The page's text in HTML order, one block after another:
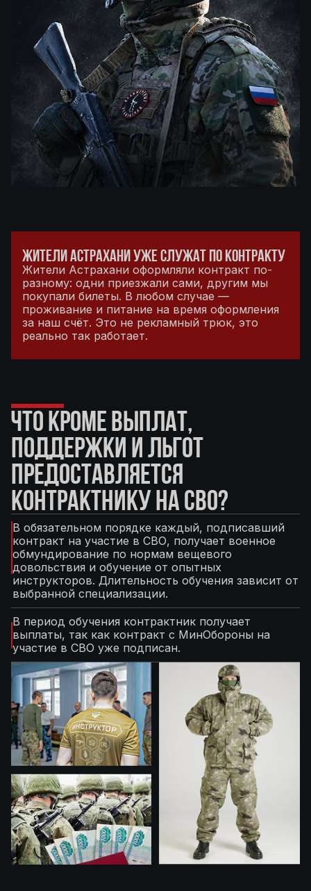
ЖИТЕЛИ АСТРАХАНИ УЖЕ СЛУЖАТ ПО КОНТРАКТУ
Жители Астрахани оформляли контракт по-
разному: одни приезжали сами, другим мы
покупали билеты. В любом случае —
проживание и питание на время оформления
за наш счёт. Это не рекламный трюк, это
реально так работает.
ЧТО КРОМЕ ВЫПЛАТ,
ПОДДЕРЖКИ И ЛЬГОТ
ПРЕДОСТАВЛЯЕТСЯ
КОНТРАКТНИКУ НА СВО?
В обязательном порядке каждый, подписавший
контракт на участие в СВО, получает военное
обмундирование по нормам вещевого
довольствия и обучение от опытных
инструкторов. Длительность обучения зависит от
выбранной специализации.
В период обучения контрактник получает
выплаты, так как контракт с МинОбороны на
участие в СВО уже подписан.